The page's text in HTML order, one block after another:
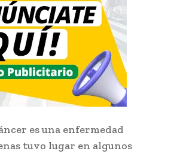
es una enfermedad
tuvo lugar en algunos